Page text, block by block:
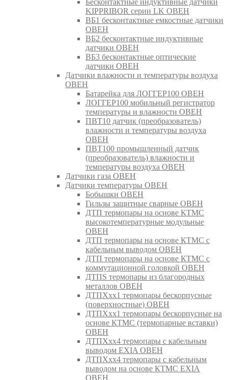
Бесконтактные индуктивные датчики
KIPPRIBOR серии LK ОВЕН
ВБ1 бесконтактные емкостные датчики
ОВЕН
ВБ2 бесконтактные индуктивные
датчики ОВЕН
ВБ3 бесконтактные оптические
датчики ОВЕН
Датчики влажности и температуры воздуха
ОВЕН
Батарейка для ЛОГГЕР100 ОВЕН
ЛОГГЕР100 мобильный регистратор
температуры и влажности ОВЕН
ПВТ10 датчик (преобразователь)
влажности и температуры воздуха
ОВЕН
ПВТ100 промышленный датчик
(преобразователь) влажности и
температуры воздуха ОВЕН
Датчики газа ОВЕН
Датчики температуры ОВЕН
Бобышки ОВЕН
Гильзы защитные сварные ОВЕН
ДТП термопары на основе КТМС
высокотемпературные модульные
ОВЕН
ДТП термопары на основе КТМС с
кабельным выводом ОВЕН
ДТП термопары на основе КТМС с
коммутационной головкой ОВЕН
ДТПS термопары из благородных
металлов ОВЕН
ДТПХхх1 термопары бескорпусные
(поверхностные) ОВЕН
ДТПХхх1 термопары бескорпусные на
основе КТМС (термопарные вставки)
ОВЕН
ДТПХхх4 термопары с кабельным
выводом EXIA ОВЕН
ДТПХхх4 термопары с кабельным
выводом на основе КТМС EXIA
ОВЕН